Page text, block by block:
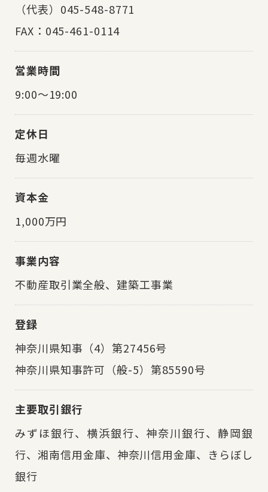
（代表）045-548-8771
FAX：045-461-0114
営業時間
9:00～19:00
定休日
毎週水曜
資本金
1,000万円
事業内容
不動産取引業全般、建築工事業
登録
神奈川県知事（4）第27456号
神奈川県知事許可（般-5）第85590号
主要取引銀行
みずほ銀行、 横浜銀行、 神奈川銀行、静岡銀
行、 湘南信用金庫、 神奈川信用金庫、
きらぼし
銀行